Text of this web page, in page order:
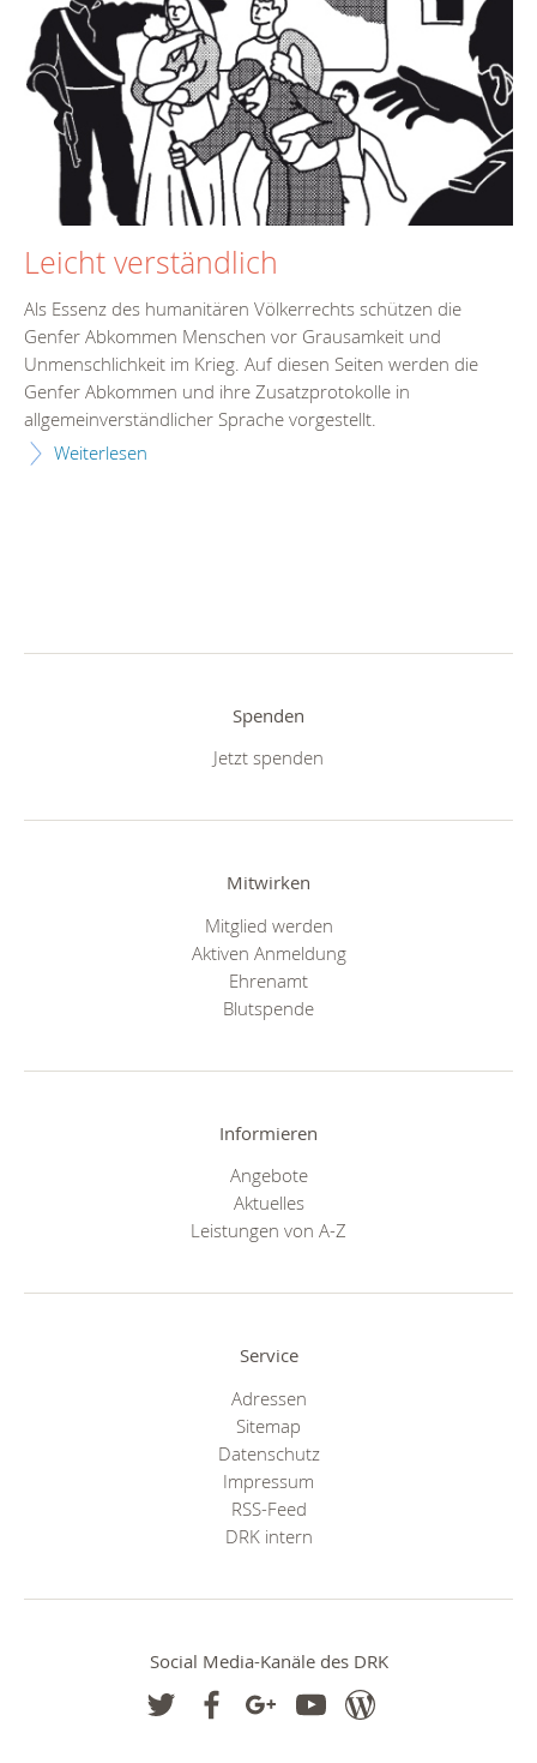
Leicht verständlich
Als Essenz des humanitären Völkerrechts schützen die
Genfer Abkommen Menschen vor Grausamkeit und
Unmenschlichkeit im Krieg. Auf diesen Seiten werden die
Genfer Abkommen und ihre Zusatzprotokolle in
allgemeinverständlicher Sprache vorgestellt.
Weiterlesen
Spenden
Jetzt spenden
Mitwirken
Mitglied werden
Aktiven Anmeldung
Ehrenamt
Blutspende
Informieren
Angebote
Aktuelles
Leistungen von A-Z
Service
Adressen
Sitemap
Datenschutz
Impressum
RSS-Feed
DRK intern
Social Media-Kanäle des DRK